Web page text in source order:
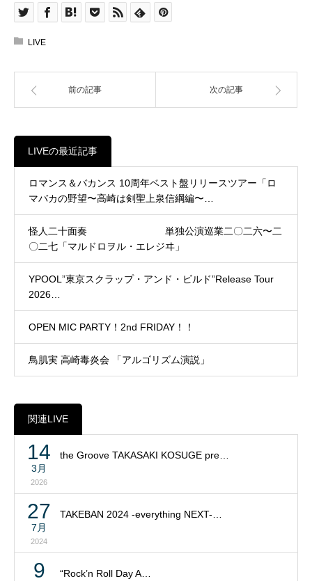
LIVE
前の記事 次の記事
LIVEの最近記事
ロマンス＆バカンス 10周年ベスト盤リリースツアー「ロ
マバカの野望〜高崎は剣聖上泉信綱編〜…
怪人二十面奏 単独公演巡業二〇二六〜二
〇二七「マルドロヲル・エレジヰ」
YPOOL”東京スクラップ・アンド・ビルド”Release Tour
2026…
OPEN MIC PARTY！2nd FRIDAY！！
鳥肌実 高崎毒炎会 「アルゴリズム演説」
関連LIVE
14
3月
2026
the Groove TAKASAKI KOSUGE pre…
27
7月
2024
TAKEBAN 2024 -everything NEXT-…
9 “Rock’n Roll Day A…